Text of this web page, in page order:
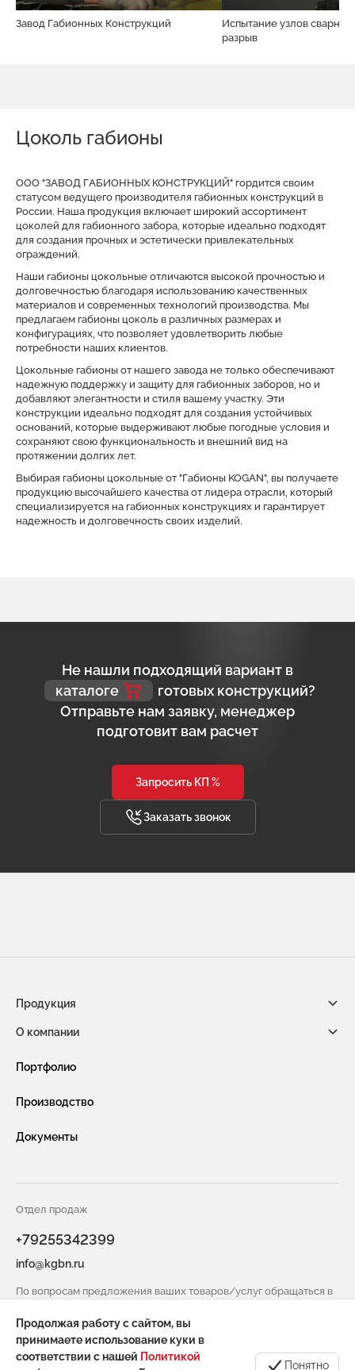
Завод Габионных Конструкций
Испытание узлов сварной
разрыв
Цоколь габионы
ООО "ЗАВОД ГАБИОННЫХ КОНСТРУКЦИЙ" гордится своим
статусом ведущего производителя габионных конструкций в
России. Наша продукция включает широкий ассортимент
цоколей для габионного забора, которые идеально подходят
для создания прочных и эстетически привлекательных
ограждений.
Наши габионы цокольные отличаются высокой прочностью и
долговечностью благодаря использованию качественных
материалов и современных технологий производства. Мы
предлагаем габионы цоколь в различных размерах и
конфигурациях, что позволяет удовлетворить любые
потребности наших клиентов.
Цокольные габионы от нашего завода не только обеспечивают
надежную поддержку и защиту для габионных заборов, но и
добавляют элегантности и стиля вашему участку. Эти
конструкции идеально подходят для создания устойчивых
оснований, которые выдерживают любые погодные условия и
сохраняют свою функциональность и внешний вид на
протяжении долгих лет.
Выбирая габионы цокольные от "Габионы KOGAN", вы получаете
продукцию высочайшего качества от лидера отрасли, который
специализируется на габионных конструкциях и гарантирует
надежность и долговечность своих изделий.
Не нашли подходящий вариант в
каталоге
готовых конструкций?
Отправьте нам заявку, менеджер
подготовит вам расчет
Запросить КП %
Заказать звонок
Отдел продаж
+79255342399
info@kgbn.ru
По вопросам предложения ваших товаров/услуг обращаться в
spicin@kgbn.ru
Продукция
Габионы из сетки двойного кручения
Габионы насыпного типа ГНТ
Защитная сетка и конструкции от БПЛА
Габионы из сварной сетки (сварные габионы)
Сетка двойного кручения для габионов
Сетка сварная оцинкованная в картах
Геоматы РЕКОН-М
О компании
Новости компании
Видео
Услуги
Контакты
Информация для покупателя
Портфолио
Производство
Документы
Продолжая работу с сайтом, вы
принимаете использование куки в
соответствии с нашей Политикой
Понятно